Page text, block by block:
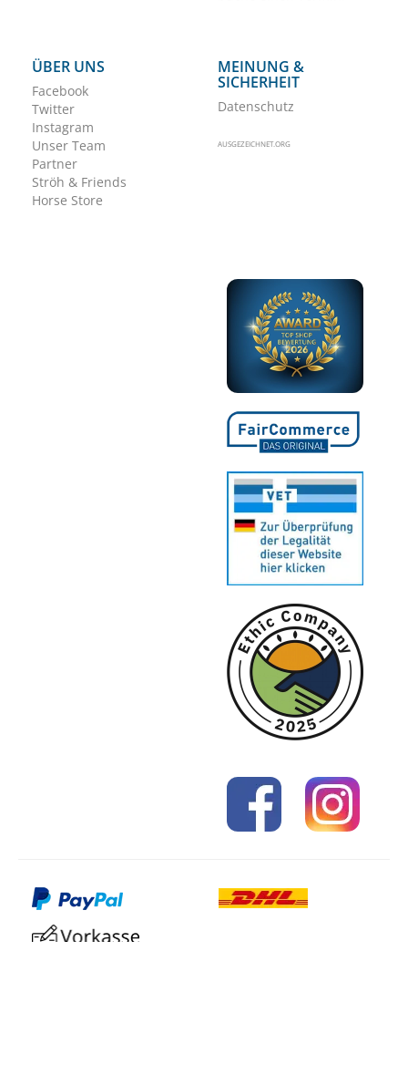
ÜBER UNS
Facebook
Twitter
Instagram
Unser Team
Partner
Ströh & Friends
Horse Store
MEINUNG &
SICHERHEIT
Datenschutz
AUSGEZEICHNET.ORG